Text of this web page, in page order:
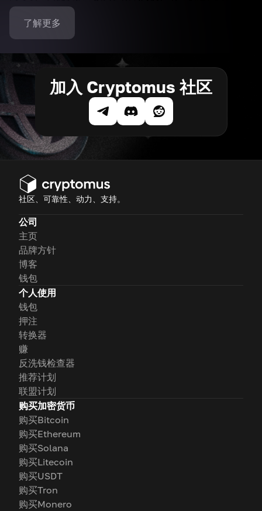
了解更多
加入 Cryptomus 社区
社区、可靠性、动力、支持。
公司
主页
品牌方针
博客
钱包
个人使用
钱包
押注
转换器
赚
反洗钱检查器
推荐计划
联盟计划
购买加密货币
购买Bitcoin
购买Ethereum
购买Solana
购买Litecoin
购买USDT
购买Tron
购买Monero